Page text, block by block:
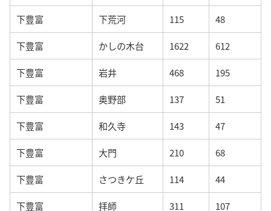
下豊富 下荒河 115 48
下豊富 かしの木台 1622 612
下豊富 岩井 468 195
下豊富 奥野部 137 51
下豊富 和久寺 143 47
下豊富 大門 210 68
下豊富 さつきケ丘 114 44
下豊富 拝師 311 107